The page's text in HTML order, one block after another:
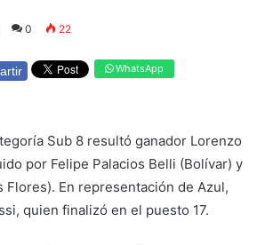
0 22
WhatsApp
Sub 8 resultó ganador Lorenzo
por Felipe Palacios Belli (Bolívar) y
Flores). En representación de Azul,
quien finalizó en el puesto 17.